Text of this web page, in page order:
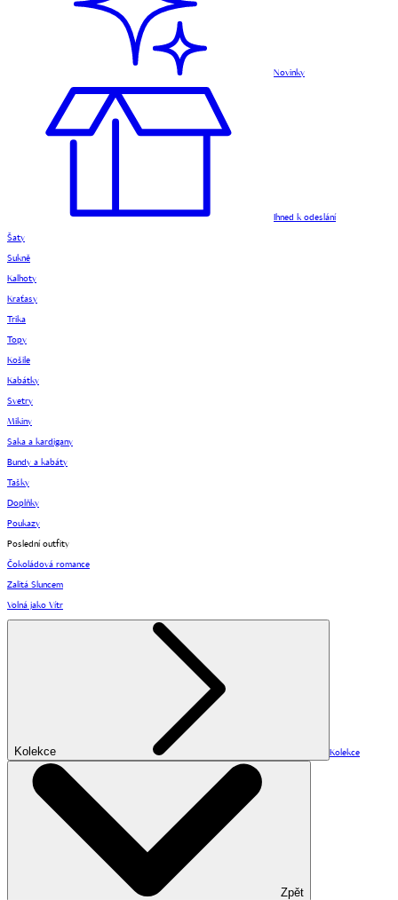
Novinky
Ihned k odeslání
Šaty
Sukně
Kalhoty
Kraťasy
Trika
Topy
Košile
Kabátky
Svetry
Mikiny
Saka a kardigany
Bundy a kabáty
Tašky
Doplňky
Poukazy
Poslední outfity
Čokoládová romance
Zalitá Sluncem
Volná jako Vítr
Kolekce Kolekce
Zpět